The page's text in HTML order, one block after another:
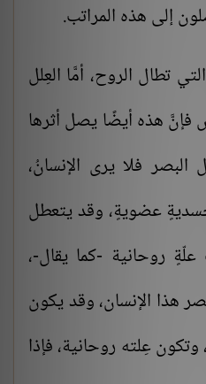
إلى هذه المراتب.
تطال الروح، أمَّا العِلل
فإنَّ هذه أيضًا يصل أثرها
البصر فلا يرى الإنسانُ،
عضويةٍ، وقد يتعطل
روحانية -كما يقال-،
هذا الإنسان، وقد يكون
عِلته روحانية، فإذا